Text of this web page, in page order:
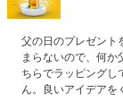
父の日のプレゼント
まらないので、何か
ちらでラッピングし
ん。良いアイデアを